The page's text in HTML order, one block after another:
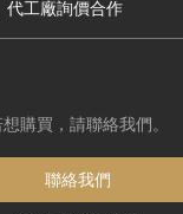
工廠詢價合作
購買，請聯絡我們。
聯絡我們